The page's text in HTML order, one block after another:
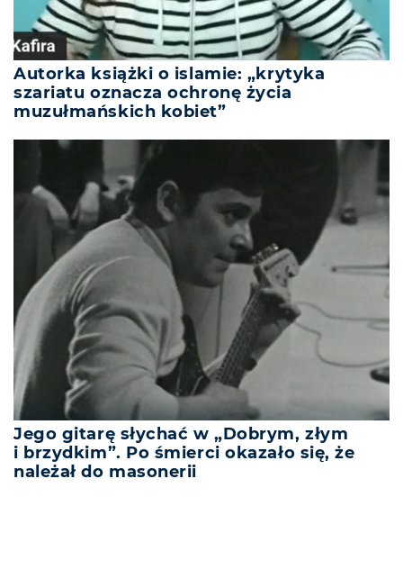
Autorka książki o islamie: „krytyka
szariatu oznacza ochronę życia
muzułmańskich kobiet”
Jego gitarę słychać w „Dobrym, złym
i brzydkim”. Po śmierci okazało się, że
należał do masonerii